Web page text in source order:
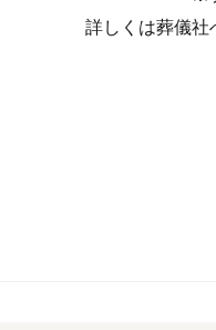
詳しくは葬儀社